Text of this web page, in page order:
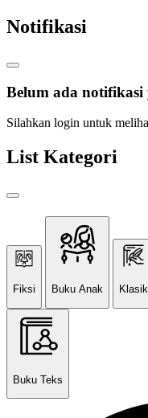
Notifikasi
Belum ada
Silahkan login untuk
List Kategori
Fiksi Buku Anak Klasik
Buku Teks